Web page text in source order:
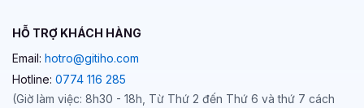
HỖ TRỢ KHÁCH HÀNG
Email: hotro@gitiho.com
Hotline: 0774 116 285
(Giờ làm việc: 8h30 - 18h, Từ Thứ 2 đến Thứ 6 và thứ 7 cách